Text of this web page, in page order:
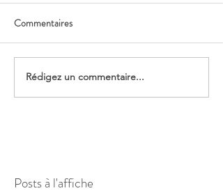
Commentaires
Rédigez un commentaire...
Posts à l'affiche